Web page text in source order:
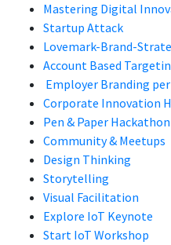
Mastering Digital
Startup Attack
Lovemark-Brand-
Account Based
Employer Branding
Corporate Innovation
Pen & Paper Hackathon
Community & Meetups
Design Thinking
Storytelling
Visual Facilitation
Explore IoT Keynote
Start IoT Workshop